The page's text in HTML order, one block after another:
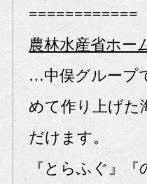
============
農林水産省ホー
…中俣グループ
めて作り上げた
だけます。
『とらふぐ』